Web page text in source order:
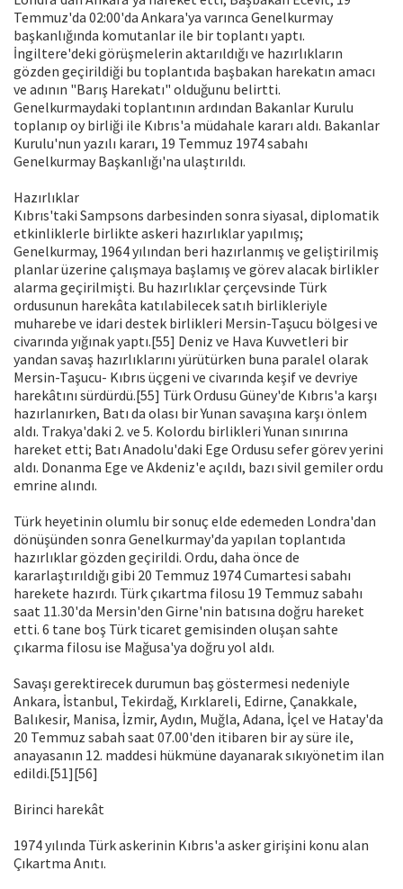
Temmuz'da 02:00'da Ankara'ya varınca Genelkurmay
başkanlığında komutanlar ile bir toplantı yaptı.
İngiltere'deki görüşmelerin aktarıldığı ve hazırlıkların
gözden geçirildiği bu toplantıda başbakan harekatın amacı
ve adının "Barış Harekatı" olduğunu belirtti.
Genelkurmaydaki toplantının ardından Bakanlar Kurulu
toplanıp oy birliği ile Kıbrıs'a müdahale kararı aldı. Bakanlar
Kurulu'nun yazılı kararı, 19 Temmuz 1974 sabahı
Genelkurmay Başkanlığı'na ulaştırıldı.
Hazırlıklar
Kıbrıs'taki Sampsons darbesinden sonra siyasal, diplomatik
etkinliklerle birlikte askeri hazırlıklar yapılmış;
Genelkurmay, 1964 yılından beri hazırlanmış ve geliştirilmiş
planlar üzerine çalışmaya başlamış ve görev alacak birlikler
alarma geçirilmişti. Bu hazırlıklar çerçevsinde Türk
ordusunun harekâta katılabilecek satıh birlikleriyle
muharebe ve idari destek birlikleri Mersin-Taşucu bölgesi ve
civarında yığınak yaptı.[55] Deniz ve Hava Kuvvetleri bir
yandan savaş hazırlıklarını yürütürken buna paralel olarak
Mersin-Taşucu- Kıbrıs üçgeni ve civarında keşif ve devriye
harekâtını sürdürdü.[55] Türk Ordusu Güney'de Kıbrıs'a karşı
hazırlanırken, Batı da olası bir Yunan savaşına karşı önlem
aldı. Trakya'daki 2. ve 5. Kolordu birlikleri Yunan sınırına
hareket etti; Batı Anadolu'daki Ege Ordusu sefer görev yerini
aldı. Donanma Ege ve Akdeniz'e açıldı, bazı sivil gemiler ordu
emrine alındı.
Türk heyetinin olumlu bir sonuç elde edemeden Londra'dan
dönüşünden sonra Genelkurmay'da yapılan toplantıda
hazırlıklar gözden geçirildi. Ordu, daha önce de
kararlaştırıldığı gibi 20 Temmuz 1974 Cumartesi sabahı
harekete hazırdı. Türk çıkartma filosu 19 Temmuz sabahı
saat 11.30'da Mersin'den Girne'nin batısına doğru hareket
etti. 6 tane boş Türk ticaret gemisinden oluşan sahte
çıkarma filosu ise Mağusa'ya doğru yol aldı.
Savaşı gerektirecek durumun baş göstermesi nedeniyle
Ankara, İstanbul, Tekirdağ, Kırklareli, Edirne, Çanakkale,
Balıkesir, Manisa, İzmir, Aydın, Muğla, Adana, İçel ve Hatay'da
20 Temmuz sabah saat 07.00'den itibaren bir ay süre ile,
anayasanın 12. maddesi hükmüne dayanarak sıkıyönetim ilan
edildi.[51][56]
Birinci harekât
1974 yılında Türk askerinin Kıbrıs'a asker girişini konu alan
Çıkartma Anıtı.